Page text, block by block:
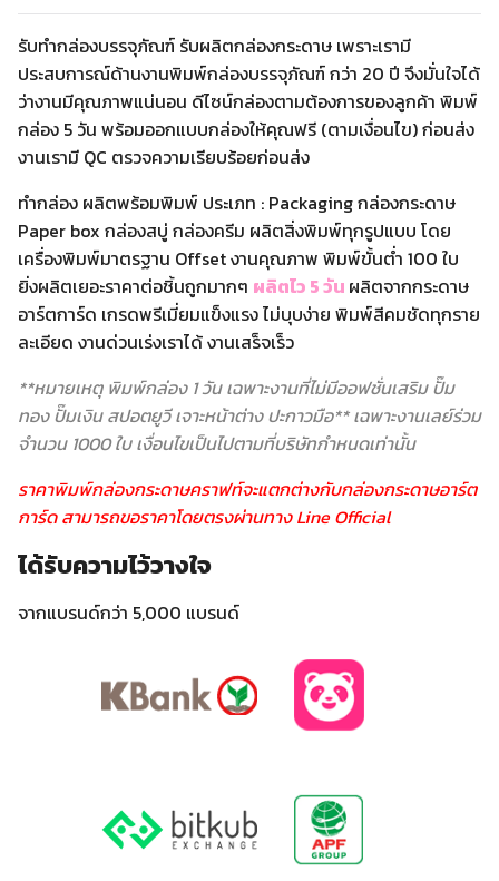
รับทำกล่องบรรจุภัณฑ์ รับผลิตกล่องกระดาษ เพราะเรามี
ประสบการณ์ด้านงานพิมพ์กล่องบรรจุภัณฑ์ กว่า 20 ปี จึงมั่นใจได้
ว่างานมีคุณภาพแน่นอน ดีไซน์กล่องตามต้องการของลูกค้า พิมพ์
กล่อง 5 วัน พร้อมออกแบบกล่องให้คุณฟรี (ตามเงื่อนไข) ก่อนส่ง
งานเรามี QC ตรวจความเรียบร้อยก่อนส่ง
ทำกล่อง ผลิตพร้อมพิมพ์ ประเภท : Packaging กล่องกระดาษ
Paper box กล่องสบู่ กล่องครีม ผลิตสิ่งพิมพ์ทุกรูปแบบ โดย
เครื่องพิมพ์มาตรฐาน Offset งานคุณภาพ พิมพ์ขั้นต่ำ 100 ใบ
ยิ่งผลิตเยอะราคาต่อชิ้นถูกมากๆ ผลิตไว 5 วัน ผลิตจากกระดาษ
อาร์ตการ์ด เกรดพรีเมี่ยมแข็งแรง ไม่บุบง่าย พิมพ์สีคมชัดทุกราย
ละเอียด งานด่วนเร่งเราได้ งานเสร็จเร็ว
**หมายเหตุ พิมพ์กล่อง1วัน เฉพาะงานที่ไม่มีออฟชั่นเสริม ปั๊ม
ทอง ปั๊มเงิน สปอตยูวี เจาะหน้าต่าง ปะกาวมือ**เฉพาะงานเลย์ร่วม
จำนวน1000ใบ เงื่อนไขเป็นไปตามที่บริษัทกำหนดเท่านั้น
ราคาพิมพ์กล่องกระดาษคราฟท์จะแตกต่างกับกล่องกระดาษอาร์ต
การ์ด สามารถขอราคาโดยตรงผ่านทาง Line Official
ได้รับความไว้วางใจ
จากแบรนด์กว่า 5,000 แบรนด์